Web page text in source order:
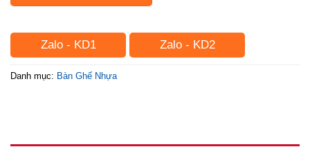
Zalo - KD1 Zalo - KD2
Danh mục: Bàn Ghế Nhựa